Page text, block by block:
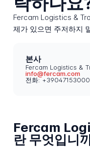
Fercam Logistics &
제가 있으면 주저하지
본사
Fercam Logistics &
info@fercam.com
전화:
Fercam
란 무엇입니